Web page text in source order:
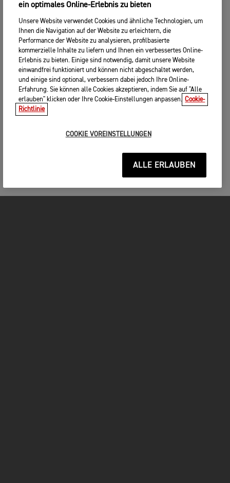
ein optimales Online-Erlebnis zu bieten
Unsere Website verwendet Cookies und ähnliche Technologien, um
Ihnen die Navigation auf der Website zu erleichtern, die
Performance der Website zu analysieren, profilbasierte
kommerzielle Inhalte zu liefern und Ihnen ein verbessertes Online-
Erlebnis zu bieten. Einige sind notwendig, damit unsere Website
einwandfrei funktioniert und können nicht abgeschaltet werden,
und einige sind optional, verbessern dabei jedoch Ihre Online-
Erfahrung. Sie können alle Cookies akzeptieren, indem Sie auf "Alle
erlauben" klicken oder Ihre Cookie-Einstellungen anpassen. Cookie-
Richtlinie
COOKIE VOREINSTELLUNGEN
ALLE ERLAUBEN